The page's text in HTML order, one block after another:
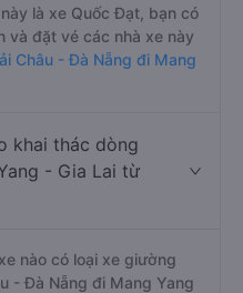
là xe Quốc Đạt, bạn có
và đặt vé các nhà xe này
Châu - Đà Nẵng đi Mang
khai thác dòng
- Gia Lai từ
nào có loại xe giường
- Đà Nẵng đi Mang Yang